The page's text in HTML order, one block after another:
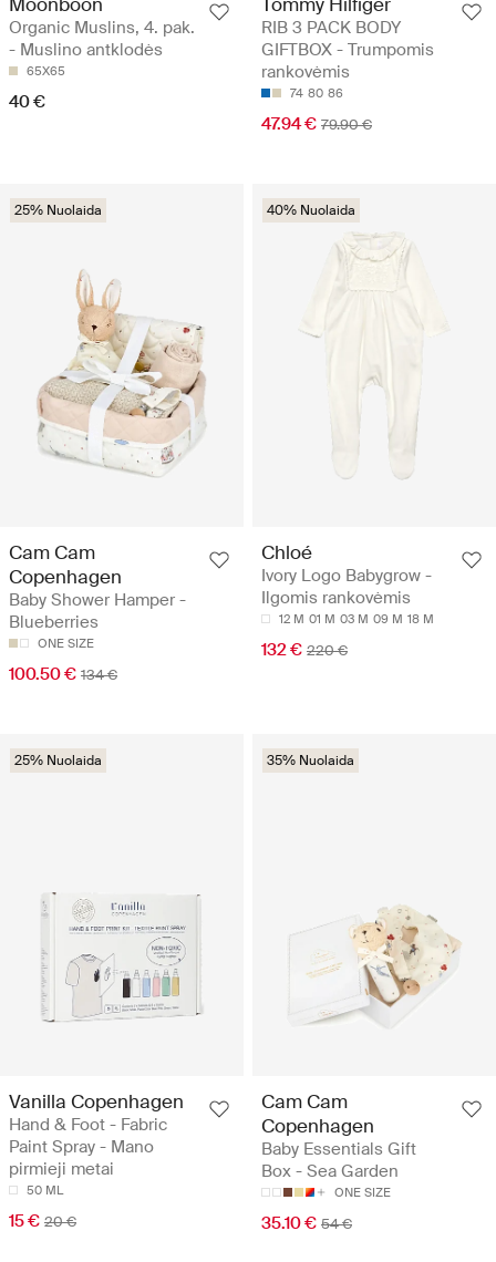
Moonboon
Organic Muslins, 4. pak.
- Muslino antklodės
65X65
40 €
Tommy Hilfiger
RIB 3 PACK BODY
GIFTBOX - Trumpomis
rankovėmis
74 80 86
47.94 € 79.90 €
25% Nuolaida
Cam Cam
Copenhagen
Baby Shower Hamper -
Blueberries
ONE SIZE
100.50 € 134 €
40% Nuolaida
Chloé
Ivory Logo Babygrow -
Ilgomis rankovėmis
12 M 01 M 03 M 09 M 18 M
132 € 220 €
25% Nuolaida
Vanilla Copenhagen
Hand & Foot - Fabric
Paint Spray - Mano
pirmieji metai
50 ML
15 € 20 €
35% Nuolaida
Cam Cam
Copenhagen
Baby Essentials Gift
Box - Sea Garden
ONE SIZE
35.10 € 54 €